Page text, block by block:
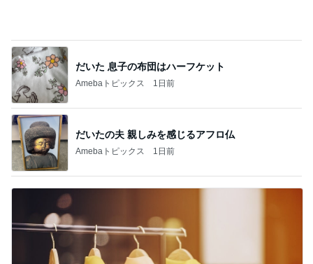
だいたの夫 親しみを感じるアフロ仏
Amebaトピックス 1日前